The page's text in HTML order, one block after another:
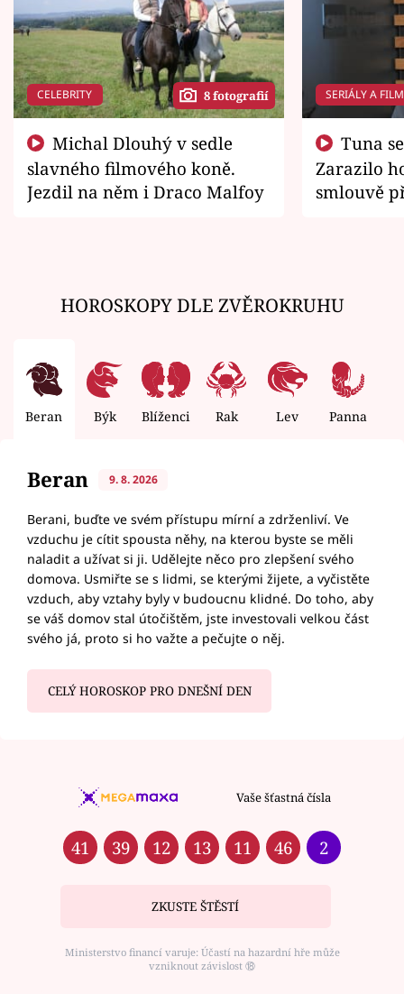
CELEBRITY 8 fotografií
slavného filmového koně.
Jezdil na něm i Draco Malfoy
SERIÁLY A
Zarazilo
smlouvě
HOROSKOPY DLE ZVĚROKRUHU
Beran Býk Blíženci Rak Lev Panna
Beran 9. 8. 2026
Berani, buďte ve svém přístupu mírní a zdrženliví. Ve
vzduchu je cítit spousta něhy, na kterou byste se měli
naladit a užívat si ji. Udělejte něco pro zlepšení svého
domova. Usmiřte se s lidmi, se kterými žijete, a vyčistěte
vzduch, aby vztahy byly v budoucnu klidné. Do toho, aby
se váš domov stal útočištěm, jste investovali velkou část
svého já, proto si ho važte a pečujte o něj.
CELÝ HOROSKOP PRO DNEŠNÍ DEN
Vaše šťastná čísla
41 39 12 13 11 46 2
ZKUSTE ŠTĚSTÍ
Ministerstvo financí varuje: Účastí na hazardní hře může
vzniknout závislost ⑱